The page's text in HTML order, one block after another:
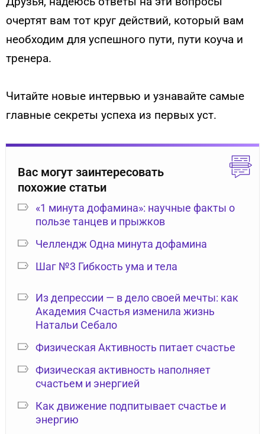
очертят вам тот круг действий, который вам
необходим для успешного пути, пути коуча и
тренера.
Читайте новые интервью и узнавайте самые
главные секреты успеха из первых уст.
Вас могут заинтересовать
похожие статьи
«1 минута дофамина»: научные факты о
пользе танцев и прыжков
Челлендж Одна минута дофамина
Шаг №3 Гибкость ума и тела
Из депрессии — в дело своей мечты: как
Академия Счастья изменила жизнь
Натальи Себало
Физическая Активность питает счастье
Физическая активность наполняет
счастьем и энергией
Как движение подпитывает счастье и
энергию